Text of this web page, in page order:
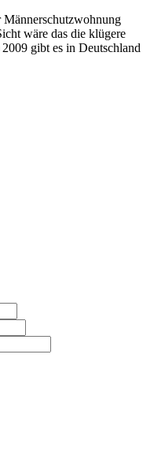
Männerschutzwohnung
wäre das die klügere
gibt es in Deutschland